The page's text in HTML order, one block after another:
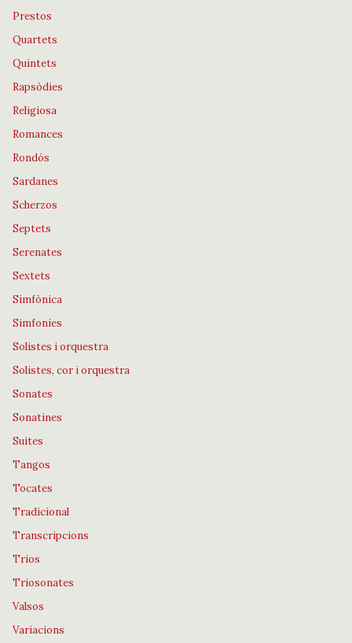
Prestos
Quartets
Quintets
Rapsòdies
Religiosa
Romances
Rondós
Sardanes
Scherzos
Septets
Serenates
Sextets
Simfònica
Simfonies
Solistes i orquestra
Solistes, cor i orquestra
Sonates
Sonatines
Suites
Tangos
Tocates
Tradicional
Transcripcions
Trios
Triosonates
Valsos
Variacions